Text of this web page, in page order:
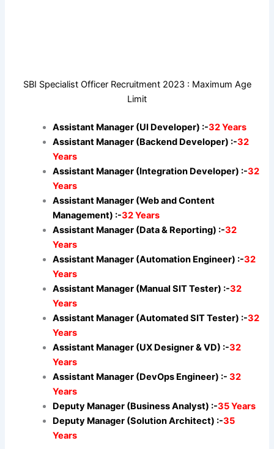
SBI Specialist Officer Recruitment 2023 : Maximum Age
Limit
Assistant Manager (UI Developer) :-32 Years
Assistant Manager (Backend Developer) :-32
Years
Assistant Manager (Integration Developer) :-32
Years
Assistant Manager (Web and Content
Management) :-32 Years
Assistant Manager (Data & Reporting) :-32
Years
Assistant Manager (Automation Engineer) :-32
Years
Assistant Manager (Manual SIT Tester) :-32
Years
Assistant Manager (Automated SIT Tester) :-32
Years
Assistant Manager (UX Designer & VD) :-32
Years
Assistant Manager (DevOps Engineer) :-32
Years
Deputy Manager (Business Analyst) :-35 Years
Deputy Manager (Solution Architect) :-35
Years